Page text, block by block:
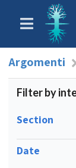
Argomenti
Filter by
Section
Date